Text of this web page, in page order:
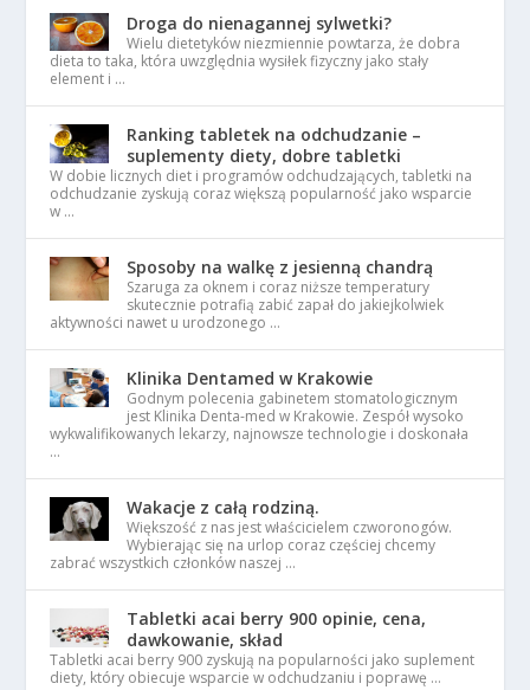
Droga do nienagannej sylwetki?
Wielu dietetyków niezmiennie powtarza, że dobra
dieta to taka, która uwzględnia wysiłek fizyczny jako stały
element i …
Ranking tabletek na odchudzanie –
suplementy diety, dobre tabletki
W dobie licznych diet i programów odchudzających, tabletki na
odchudzanie zyskują coraz większą popularność jako wsparcie
w …
Sposoby na walkę z jesienną chandrą
Szaruga za oknem i coraz niższe temperatury
skutecznie potrafią zabić zapał do jakiejkolwiek
aktywności nawet u urodzonego …
Klinika Dentamed w Krakowie
Godnym polecenia gabinetem stomatologicznym
jest Klinika Denta-med w Krakowie. Zespół wysoko
wykwalifikowanych lekarzy, najnowsze technologie i doskonała
…
Wakacje z całą rodziną.
Większość z nas jest właścicielem czworonogów.
Wybierając się na urlop coraz częściej chcemy
zabrać wszystkich członków naszej …
Tabletki acai berry 900 opinie, cena,
dawkowanie, skład
Tabletki acai berry 900 zyskują na popularności jako suplement
diety, który obiecuje wsparcie w odchudzaniu i poprawę …